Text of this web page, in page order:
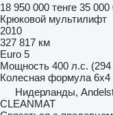
18 950 000 тенге 35 000
Крюковой мультилифт
2010
327 817 км
Euro 5
Мощность 400 л.с. (294
Колесная формула 6x4
Нидерланды,
CLEANMAT